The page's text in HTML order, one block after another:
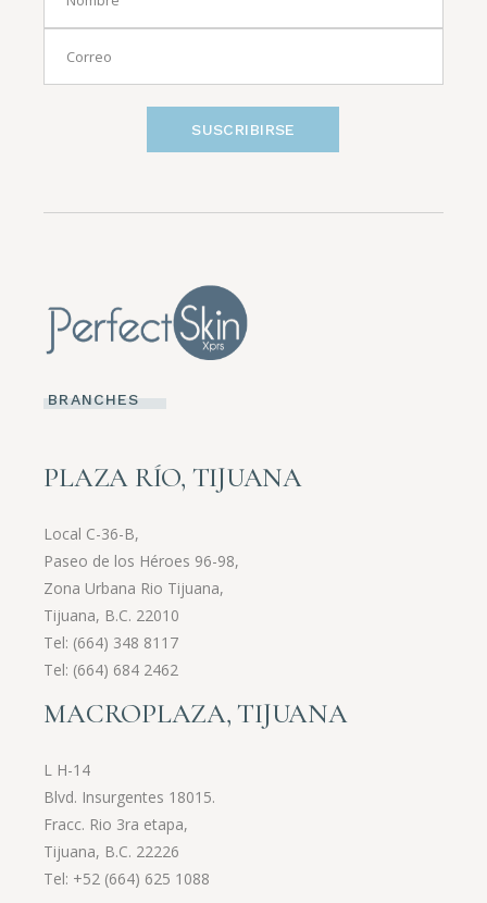
SUSCRIBIRSE
BRANCHES
PLAZA RÍO, TIJUANA
Local C-36-B,
Paseo de los Héroes 96-98,
Zona Urbana Rio Tijuana,
Tijuana, B.C. 22010
Tel: (664) 348 8117
Tel: (664) 684 2462
MACROPLAZA, TIJUANA
L H-14
Blvd. Insurgentes 18015.
Fracc. Rio 3ra etapa,
Tijuana, B.C. 22226
Tel: +52 (664) 625 1088